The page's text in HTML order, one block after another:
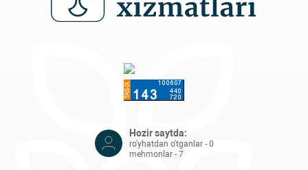
Hozir saytda:
ro'yhatdan o'tganlar - 0
mehmonlar - 7